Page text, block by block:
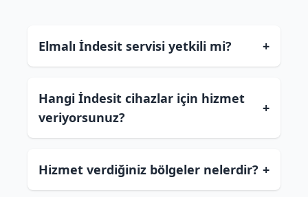
Elmalı İndesit servisi yetkili mi? +
Hangi İndesit cihazlar için hizmet
veriyorsunuz?
+
Hizmet verdiğiniz bölgeler nelerdir? +